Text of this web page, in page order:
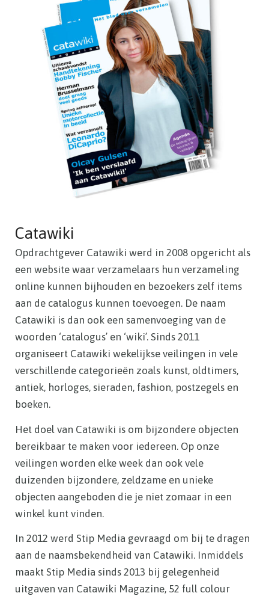
Catawiki
Opdrachtgever Catawiki werd in 2008 opgericht als
een website waar verzamelaars hun verzameling
online kunnen bijhouden en bezoekers zelf items
aan de catalogus kunnen toevoegen. De naam
Catawiki is dan ook een samenvoeging van de
woorden ‘catalogus’ en ‘wiki’. Sinds 2011
organiseert Catawiki wekelijkse veilingen in vele
verschillende categorieën zoals kunst, oldtimers,
antiek, horloges, sieraden, fashion, postzegels en
boeken.
Het doel van Catawiki is om bijzondere objecten
bereikbaar te maken voor iedereen. Op onze
veilingen worden elke week dan ook vele
duizenden bijzondere, zeldzame en unieke
objecten aangeboden die je niet zomaar in een
winkel kunt vinden.
In 2012 werd Stip Media gevraagd om bij te dragen
aan de naamsbekendheid van Catawiki. Inmiddels
maakt Stip Media sinds 2013 bij gelegenheid
uitgaven van Catawiki Magazine, 52 full colour